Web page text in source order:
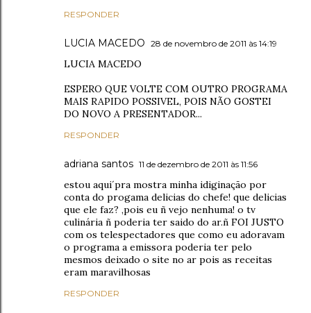
RESPONDER
LUCIA MACEDO 28 de novembro de 2011 às 14:19
LUCIA MACEDO
ESPERO QUE VOLTE COM OUTRO PROGRAMA
MAIS RAPIDO POSSIVEL, POIS NÃO GOSTEI
DO NOVO A PRESENTADOR...
RESPONDER
adriana santos 11 de dezembro de 2011 às 11:56
estou aqui´pra mostra minha idiginação por
conta do progama delicias do chefe! que delicias
que ele faz? ,pois eu ñ vejo nenhuma! o tv
culinária ñ poderia ter saido do ar.ñ FOI JUSTO
com os telespectadores que como eu adoravam
o programa a emissora poderia ter pelo
mesmos deixado o site no ar pois as receitas
eram maravilhosas
RESPONDER